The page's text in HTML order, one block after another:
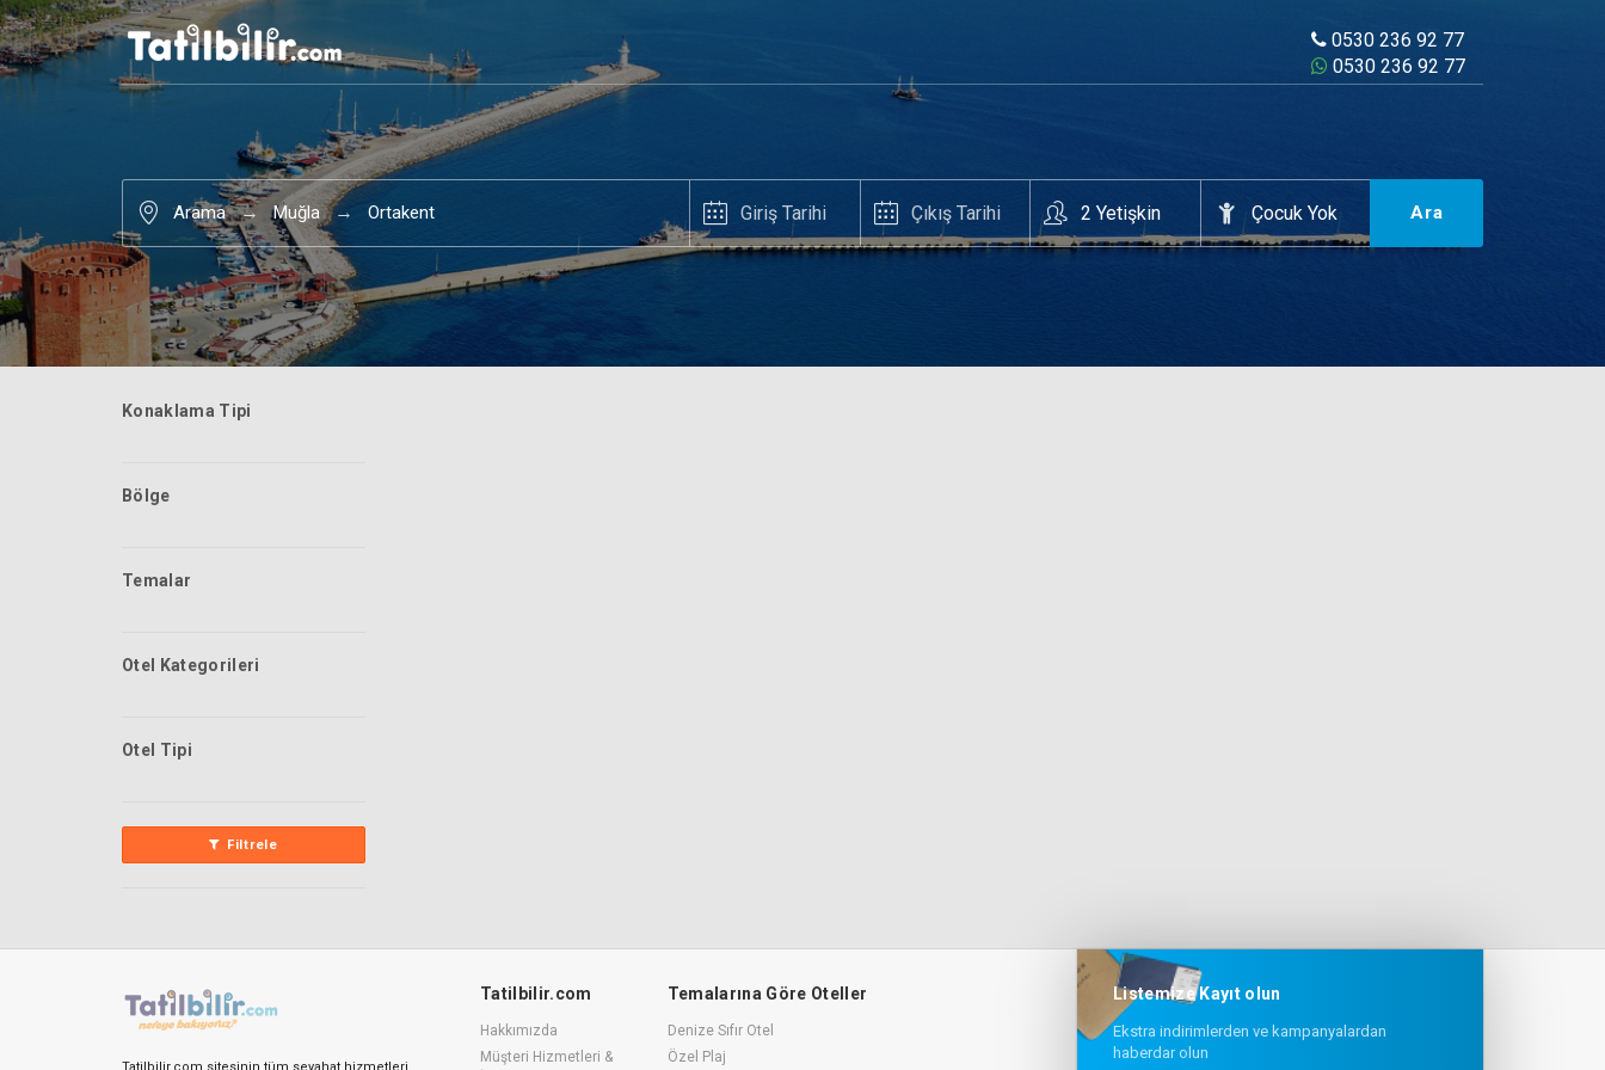
0530 236 92 77
0530 236 92 77
Arama Muğla Ortakent Ara
Konaklama Tipi
Bölge
Temalar
Otel Kategorileri
Otel Tipi
Filtrele
Tatilbilir.com
Hakkımızda
Müşteri Hizmetleri &
Temalarına Göre Oteller
Denize Sıfır Otel
Özel Plaj
Listemize Kayıt olun
Ekstra indirimlerden ve kampanyalardan
haberdar olun